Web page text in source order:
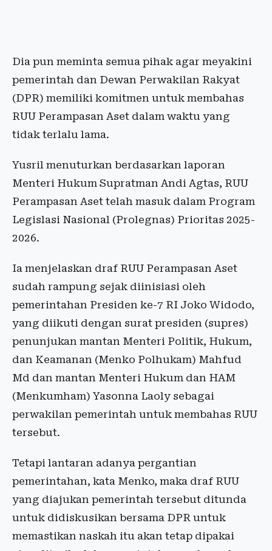
Dia pun meminta semua pihak agar meyakini
pemerintah dan Dewan Perwakilan Rakyat
(DPR) memiliki komitmen untuk membahas
RUU Perampasan Aset dalam waktu yang
tidak terlalu lama.
Yusril menuturkan berdasarkan laporan
Menteri Hukum Supratman Andi Agtas, RUU
Perampasan Aset telah masuk dalam Program
Legislasi Nasional (Prolegnas) Prioritas 2025-
2026.
Ia menjelaskan draf RUU Perampasan Aset
sudah rampung sejak diinisiasi oleh
pemerintahan Presiden ke-7 RI Joko Widodo,
yang diikuti dengan surat presiden (supres)
penunjukan mantan Menteri Politik, Hukum,
dan Keamanan (Menko Polhukam) Mahfud
Md dan mantan Menteri Hukum dan HAM
(Menkumham) Yasonna Laoly sebagai
perwakilan pemerintah untuk membahas RUU
tersebut.
Tetapi lantaran adanya pergantian
pemerintahan, kata Menko, maka draf RUU
yang diajukan pemerintah tersebut ditunda
untuk didiskusikan bersama DPR untuk
memastikan naskah itu akan tetap dipakai